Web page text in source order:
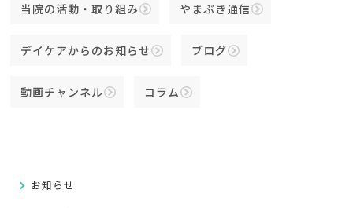
当院の活動・取り組み やまぶき通信
デイケアからのお知らせ ブログ
動画チャンネル コラム
お知らせ